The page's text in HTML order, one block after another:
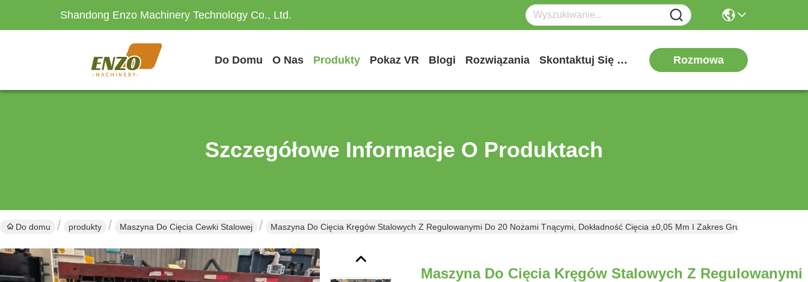
Shandong Enzo Machinery Technology Co., Ltd.
Do Domu O Nas Produkty Pokaz VR Blogi Rozwiązania Skontaktuj Się Z Nami Rozmowa
Szczegółowe Informacje O Produktach
Do domu produkty Maszyna Do Cięcia Cewki Stalowej Maszyna Do Cięcia Kręgów Stalowych Z Regulowanymi Do 20 Nożami Tnącymi, Dokładność Cięcia ±0,05 Mm I Zakres Grubości Blachy 0,2-
Maszyna Do Cięcia Kręgów Stalowych Z Regulowanymi